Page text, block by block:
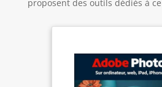
proposent des outils dédiés à